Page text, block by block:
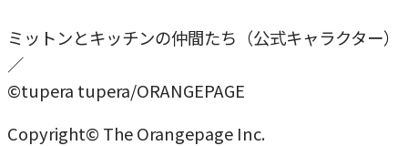
ミットンとキッチンの仲間たち（公式キャラクター）
／
©tupera tupera/ORANGEPAGE
Copyright© The Orangepage Inc.